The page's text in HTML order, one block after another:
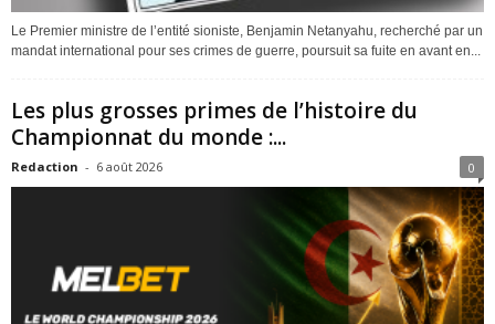
Le Premier ministre de l’entité sioniste, Benjamin Netanyahu, recherché par un
mandat international pour ses crimes de guerre, poursuit sa fuite en avant en...
Les plus grosses primes de l’histoire du
Championnat du monde :...
Redaction - 6 août 2026 0